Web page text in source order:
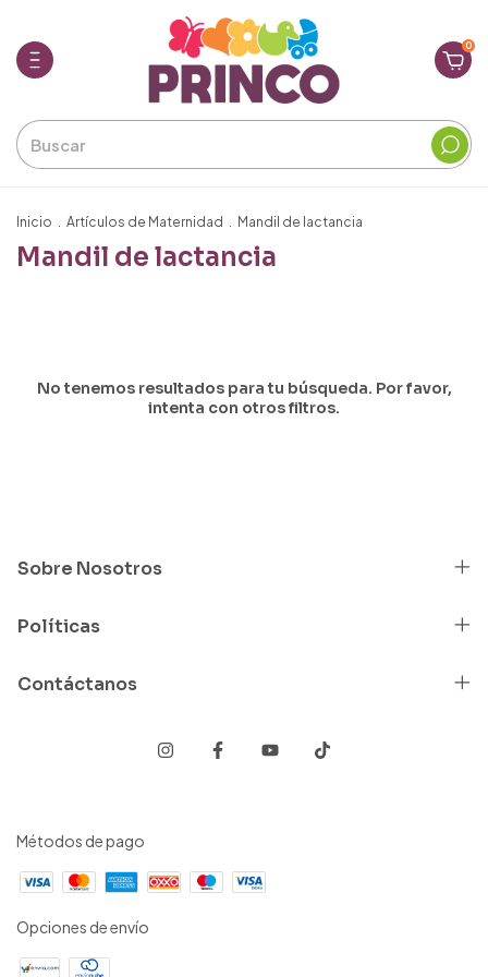
0
Inicio . Artículos de Maternidad . Mandil de lactancia
Mandil de lactancia
No tenemos resultados para tu búsqueda. Por favor,
intenta con otros filtros.
Sobre Nosotros
Políticas
Contáctanos
Métodos de pago
Opciones de envío